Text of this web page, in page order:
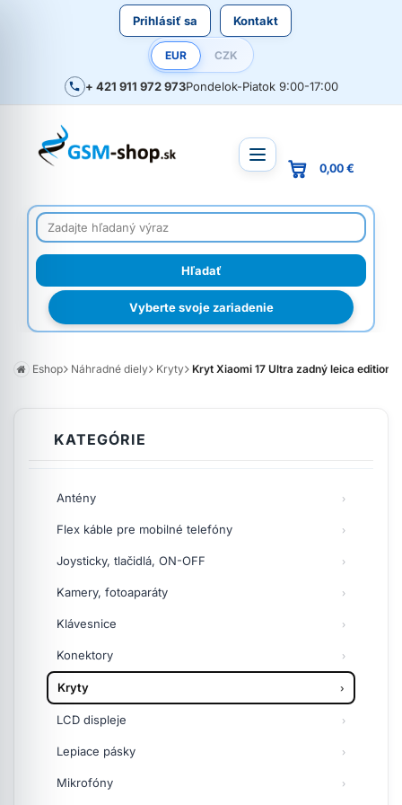
Prihlásiť sa Kontakt
EUR CZK
+ 421 911 972 973Pondelok-Piatok 9:00-17:00
Vyberte svoje zariadenie
0,00 €
Eshop Náhradné diely Kryty Kryt Xiaomi 17 Ultra zadný leica edition
KATEGÓRIE
Antény
Flex káble pre mobilné telefóny
Joysticky, tlačidlá, ON-OFF
Kamery, fotoaparáty
Klávesnice
Konektory
Kryty
LCD displeje
Lepiace pásky
Mikrofóny